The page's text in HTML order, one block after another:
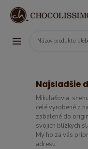
Najsladšie
Mikulášovia,
celé vyrobené z
zabalené do
svojich blízkych
My ho za vás
adresu.